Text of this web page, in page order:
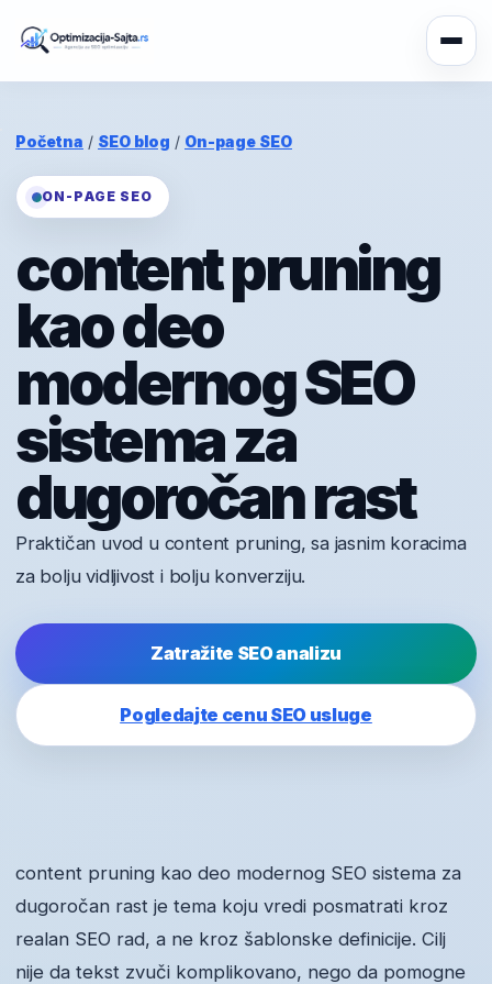
Početna / SEO blog / On-page SEO
ON-PAGE SEO
content pruning
kao deo
modernog SEO
sistema za
dugoročan rast
Praktičan uvod u content pruning, sa jasnim koracima
za bolju vidljivost i bolju konverziju.
Zatražite SEO analizu
Pogledajte cenu SEO usluge
content pruning kao deo modernog SEO sistema za
dugoročan rast je tema koju vredi posmatrati kroz
realan SEO rad, a ne kroz šablonske definicije. Cilj
nije da tekst zvuči komplikovano, nego da pomogne